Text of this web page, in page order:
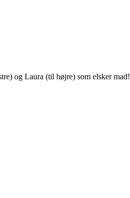
og Laura (til højre) som elsker mad!